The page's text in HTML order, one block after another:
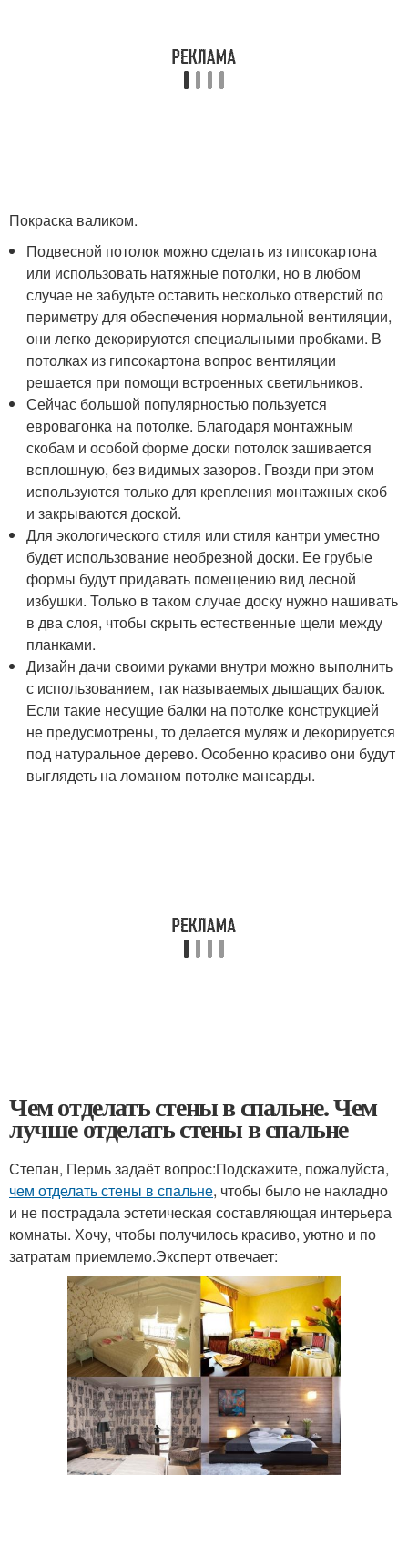
Покраска валиком.
Подвесной потолок можно сделать из гипсокартона
или использовать натяжные потолки, но в любом
случае не забудьте оставить несколько отверстий по
периметру для обеспечения нормальной вентиляции,
они легко декорируются специальными пробками. В
потолках из гипсокартона вопрос вентиляции
решается при помощи встроенных светильников.
Сейчас большой популярностью пользуется
евровагонка на потолке. Благодаря монтажным
скобам и особой форме доски потолок зашивается
всплошную, без видимых зазоров. Гвозди при этом
используются только для крепления монтажных скоб
и закрываются доской.
Для экологического стиля или стиля кантри уместно
будет использование необрезной доски. Ее грубые
формы будут придавать помещению вид лесной
избушки. Только в таком случае доску нужно нашивать
в два слоя, чтобы скрыть естественные щели между
планками.
Дизайн дачи своими руками внутри можно выполнить
с использованием, так называемых дышащих балок.
Если такие несущие балки на потолке конструкцией
не предусмотрены, то делается муляж и декорируется
под натуральное дерево. Особенно красиво они будут
выглядеть на ломаном потолке мансарды.
Чем отделать стены в спальне. Чем
лучше отделать стены в спальне
Степан, Пермь задаёт вопрос:Подскажите, пожалуйста,
чем отделать стены в спальне, чтобы было не накладно
и не пострадала эстетическая составляющая интерьера
комнаты. Хочу, чтобы получилось красиво, уютно и по
затратам приемлемо.Эксперт отвечает: